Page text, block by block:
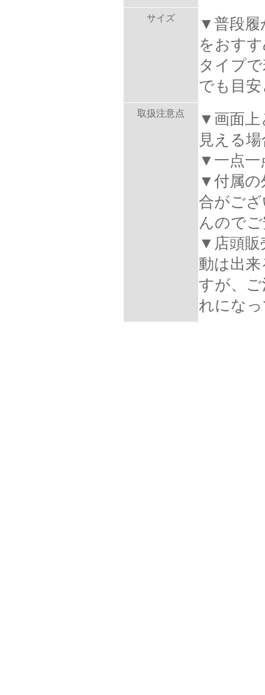
サイズ
▼普段履
をおす
タイプ
でも目
取扱注意点
▼画面上
見える
▼一点一
▼付属の
合がご
んので
▼店頭販
動は出
すが、
れにな